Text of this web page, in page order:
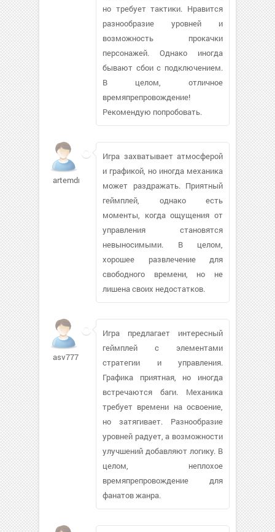
но требует тактики. Нравится
разнообразие уровней и
возможность прокачки
персонажей. Однако иногда
бывают сбои с подключением.
В целом, отличное
времяпрепровождение!
Рекомендую попробовать.
artemdmitr491
Игра захватывает атмосферой
и графикой, но иногда механика
может раздражать. Приятный
геймплей, однако есть
моменты, когда ощущения от
управления становятся
невыносимыми. В целом,
хорошее развлечение для
свободного времени, но не
лишена своих недостатков.
asv777567
Игра предлагает интересный
геймплей с элементами
стратегии и управления.
Графика приятная, но иногда
встречаются баги. Механика
требует времени на освоение,
но затягивает. Разнообразие
уровней радует, а возможности
улучшений добавляют логику. В
целом, неплохое
времяпрепровождение для
фанатов жанра.